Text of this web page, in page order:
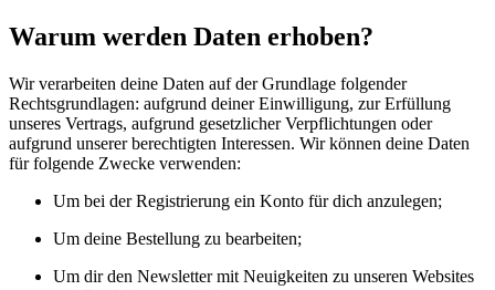
Warum werden Daten erhoben?
Wir verarbeiten deine Daten auf der Grundlage folgender
Rechtsgrundlagen: aufgrund deiner Einwilligung, zur Erfüllung
unseres Vertrags, aufgrund gesetzlicher Verpflichtungen oder
aufgrund unserer berechtigten Interessen. Wir können deine Daten
für folgende Zwecke verwenden:
Um bei der Registrierung ein Konto für dich anzulegen;
Um deine Bestellung zu bearbeiten;
Um dir den Newsletter mit Neuigkeiten zu unseren Websites